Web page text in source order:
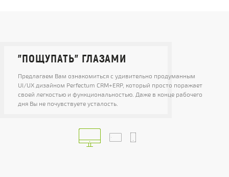
"ПОЩУПАТЬ" ГЛАЗАМИ
Предлагаем Вам ознакомиться с удивительно продуманным
UI/UX дизайном Perfectum CRM+ERP, который просто поражает
своей легкостью и функциональностью. Даже в конце рабочего
дня Вы не почувствуете усталость.